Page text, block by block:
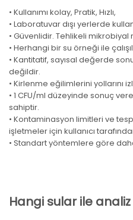
• Kullanımı kolay, Pratik, Hızlı,
• Laboratuvar dışı yerlerde
• Güvenlidir. Tehlikeli
• Herhangi bir su örneği ile
• Kantitatif, sayısal değerde
değildir.
• Kirlenme eğilimlerini yollarını
• 1 CFU/ml düzeyinde sonuç
sahiptir.
• Kontaminasyon limitleri ve
işletmeler için kullanıcı
• Standart yöntemlere göre
Hangi sular ile